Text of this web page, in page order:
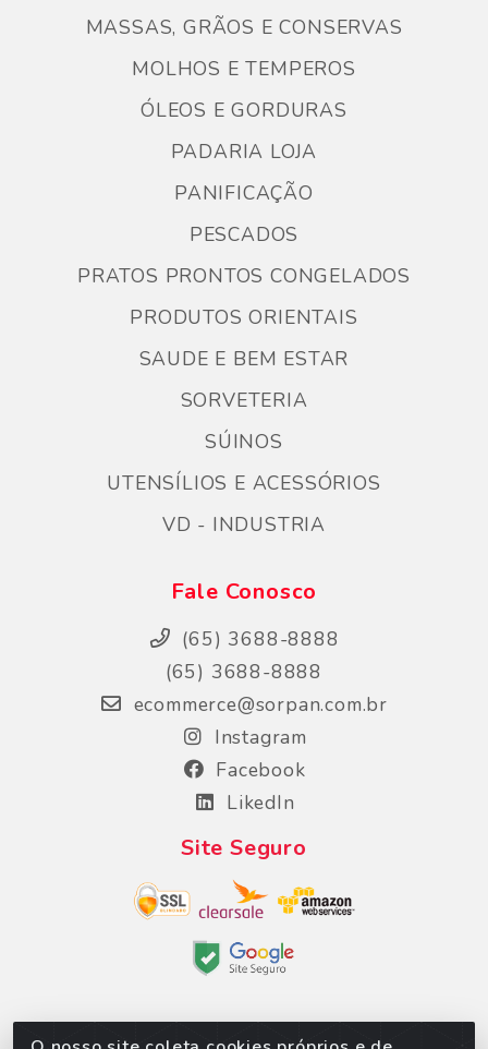
MASSAS, GRÃOS E CONSERVAS
MOLHOS E TEMPEROS
ÓLEOS E GORDURAS
PADARIA LOJA
PANIFICAÇÃO
PESCADOS
PRATOS PRONTOS CONGELADOS
PRODUTOS ORIENTAIS
SAUDE E BEM ESTAR
SORVETERIA
SÚINOS
UTENSÍLIOS E ACESSÓRIOS
VD - INDUSTRIA
Fale Conosco
(65) 3688-8888
(65) 3688-8888
ecommerce@sorpan.com.br
Instagram
Facebook
LikedIn
Site Seguro